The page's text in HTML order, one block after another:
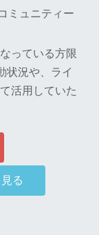
ミュニティー
っている方限
状況や、ライ
活用していた
る